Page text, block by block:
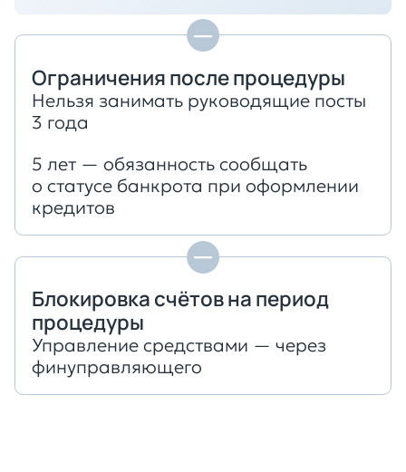
Ограничения после процедуры
Нельзя занимать руководящие посты
3 года
5 лет — обязанность сообщать
о статусе банкрота при оформлении
кредитов
Блокировка счётов на период
процедуры
Управление средствами — через
финуправляющего